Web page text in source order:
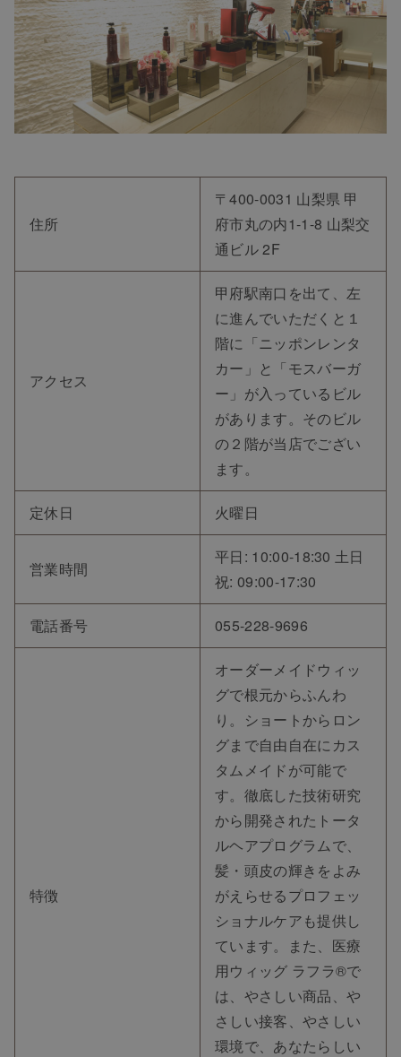
住所
〒400-0031 山梨県 甲
府市丸の内1-1-8 山梨交
通ビル 2F
アクセス
甲府駅南口を出て、左
に進んでいただくと１
階に「ニッポンレンタ
カー」と「モスバーガ
ー」が入っているビル
があります。そのビル
の２階が当店でござい
ます。
定休日 火曜日
営業時間
平日: 10:00-18:30 土日
祝: 09:00-17:30
電話番号 055-228-9696
特徴
オーダーメイドウィッ
グで根元からふんわ
り。ショートからロン
グまで自由自在にカス
タムメイドが可能で
す。徹底した技術研究
から開発されたトータ
ルヘアプログラムで、
髪・頭皮の輝きをよみ
がえらせるプロフェッ
ショナルケアも提供し
ています。また、医療
用ウィッグ ラフラ®で
は、やさしい商品、や
さしい接客、やさしい
環境で、あなたらしい